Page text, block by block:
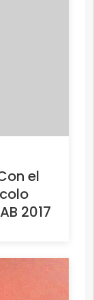
el
2017